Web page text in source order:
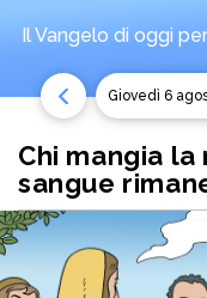
Il Vangelo di oggi
giovedì 6
Chi mangia
sangue